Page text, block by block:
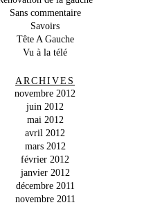
Sans commentaire
Savoirs
Tête A Gauche
Vu à la télé
ARCHIVES
novembre 2012
juin 2012
mai 2012
avril 2012
mars 2012
février 2012
janvier 2012
décembre 2011
novembre 2011